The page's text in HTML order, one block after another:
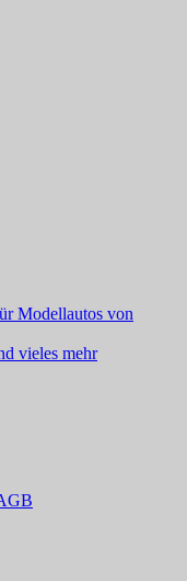
Modellautos von
vieles mehr